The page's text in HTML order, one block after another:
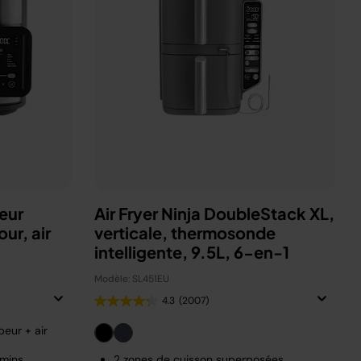
air
+ air
Air Fryer Ninja DoubleStack XL,
verticale, thermosonde
intelligente, 9.5L, 6-en-1
Modèle: SL451EU
4.3 (2007)